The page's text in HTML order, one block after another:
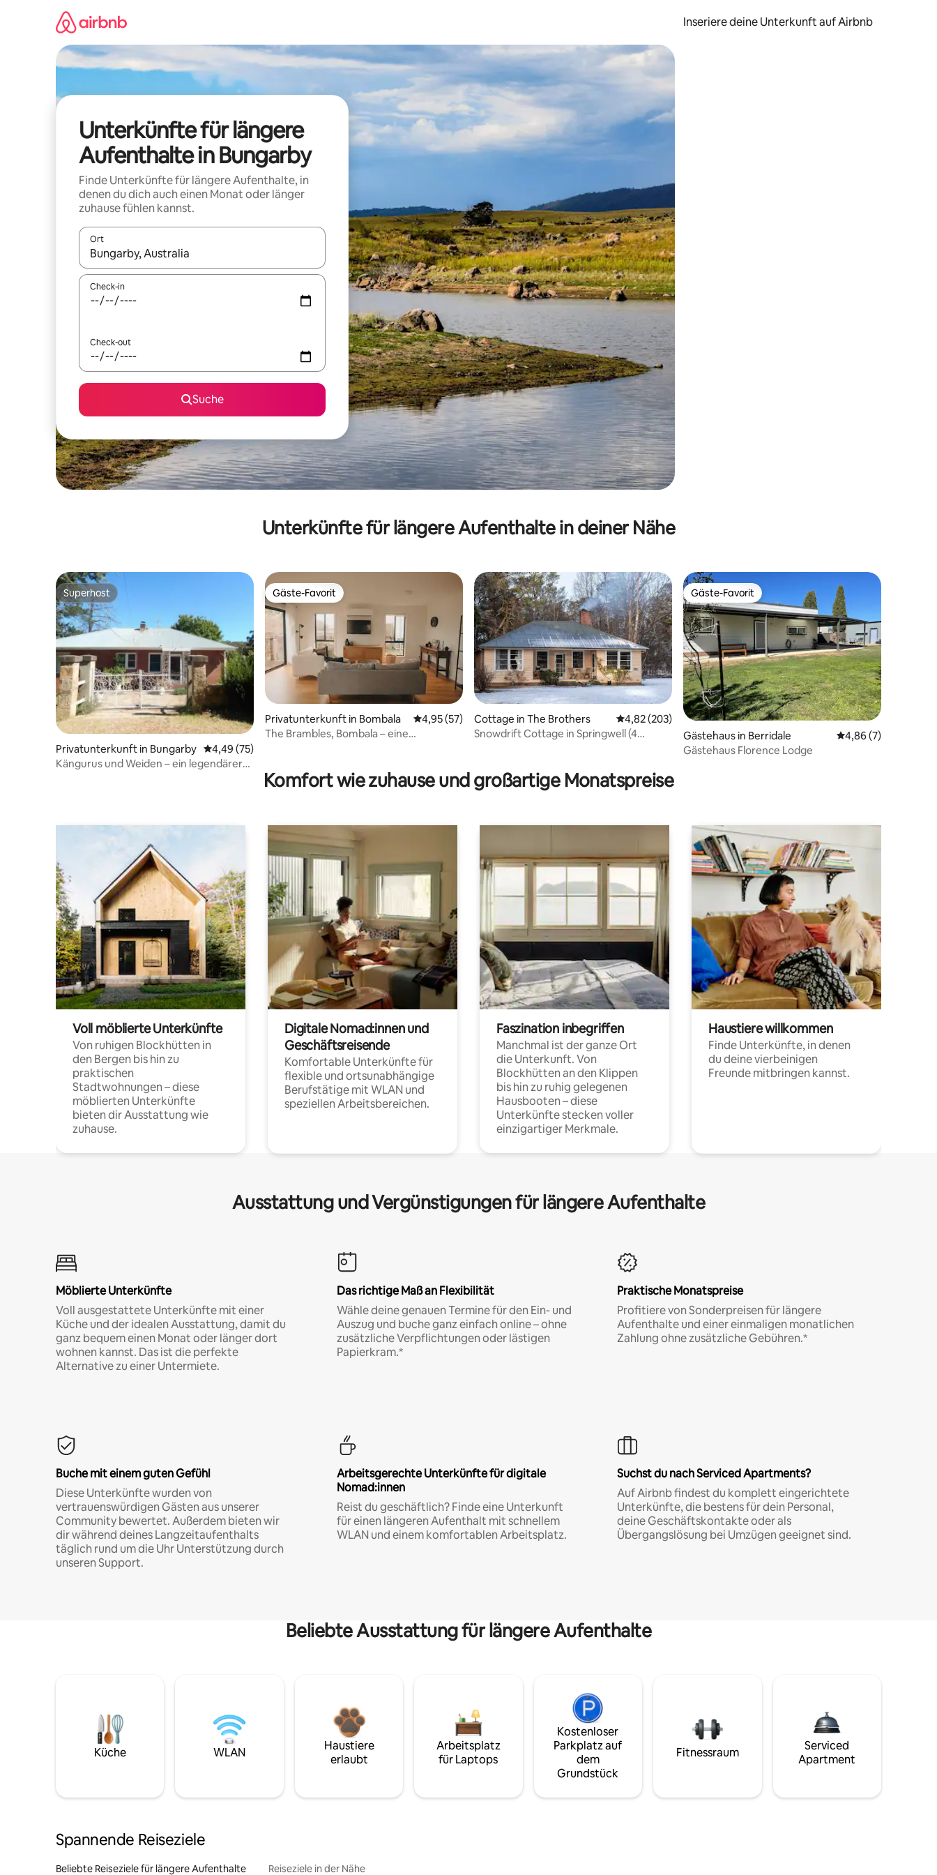
Inseriere deine Unterkunft auf Airbnb
Unterkünfte für längere
Aufenthalte in Bungarby
Finde Unterkünfte für längere Aufenthalte, in
denen du dich auch einen Monat oder länger
zuhause fühlen kannst.
Ort
Wenn Ergebnisse verfügbar sind, navigiere mit den Pfeiltasten nach oben und unten oder erkunde die Ergebnisse durch Berühren oder Wischgesten.
Check-in
Check-out
Suche
Unterkünfte für längere Aufenthalte in deiner Nähe
Superhost
Superhost
Privatunterkunft in Bungarby Durchschnittliche Bewertung: 4,49 von 5, 75 Bewertungen
4,49 (75)
Kängurus und Weiden – ein legendärer
Gäste-Favorit
Gäste-Favorit
Privatunterkunft in Bombala Durchschnittliche Bewertung: 4,95 von 5, 57 Bewertungen
4,95 (57)
The Brambles, Bombala – eine
Cottage in The Brothers Durchschnittliche Bewertung: 4,82 von 5, 203 Bewertungen
4,82 (203)
Snowdrift Cottage in Springwell (4
Gäste-Favorit
Gäste-Favorit
Gästehaus in Berridale Durchschnittliche
4,86 (7)
Gästehaus Florence Lodge
Komfort wie zuhause und großartige Monatspreise
Voll möblierte Unterkünfte
Von ruhigen Blockhütten in
den Bergen bis hin zu
praktischen
Stadtwohnungen – diese
möblierten Unterkünfte
bieten dir Ausstattung wie
zuhause.
Digitale Nomad:innen und
Geschäftsreisende
Komfortable Unterkünfte für
flexible und ortsunabhängige
Berufstätige mit WLAN und
speziellen Arbeitsbereichen.
Faszination inbegriffen
Manchmal ist der ganze Ort
die Unterkunft. Von
Blockhütten an den Klippen
bis hin zu ruhig gelegenen
Hausbooten – diese
Unterkünfte stecken voller
einzigartiger Merkmale.
Haustiere willkommen
Finde Unterkünfte, in denen
du deine vierbeinigen
Freunde mitbringen kannst.
Ausstattung und Vergünstigungen für längere Aufenthalte
Möblierte Unterkünfte
Voll ausgestattete Unterkünfte mit einer
Küche und der idealen Ausstattung, damit du
ganz bequem einen Monat oder länger dort
wohnen kannst. Das ist die perfekte
Alternative zu einer Untermiete.
Das richtige Maß an Flexibilität
Wähle deine genauen Termine für den Ein- und
Auszug und buche ganz einfach online – ohne
zusätzliche Verpflichtungen oder lästigen
Papierkram.*
Praktische Monatspreise
Profitiere von Sonderpreisen für längere
Aufenthalte und einer einmaligen monatlichen
Zahlung ohne zusätzliche Gebühren.*
Buche mit einem guten Gefühl
Diese Unterkünfte wurden von
vertrauenswürdigen Gästen aus unserer
Community bewertet. Außerdem bieten wir
dir während deines Langzeitaufenthalts
täglich rund um die Uhr Unterstützung durch
unseren Support.
Arbeitsgerechte Unterkünfte für digitale
Nomad:innen
Reist du geschäftlich? Finde eine Unterkunft
für einen längeren Aufenthalt mit schnellem
WLAN und einem komfortablen Arbeitsplatz.
Suchst du nach Serviced Apartments?
Auf Airbnb findest du komplett eingerichtete
Unterkünfte, die bestens für dein Personal,
deine Geschäftskontakte oder als
Übergangslösung bei Umzügen geeignet sind.
Beliebte Ausstattung für längere Aufenthalte
Küche WLAN
Haustiere
erlaubt
Arbeitsplatz
für Laptops
Kostenloser
Parkplatz auf
dem
Grundstück
Fitnessraum
Serviced
Apartment
Spannende Reiseziele
Beliebte Reiseziele für längere Aufenthalte Reiseziele in der Nähe